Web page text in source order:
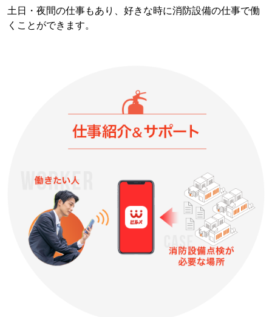
土日・夜間の仕事もあり、好きな時に消防設備の仕事で働
くことができます。